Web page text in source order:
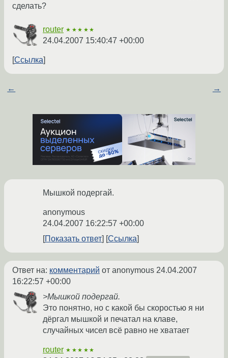
сделать?
router ★★★★★
24.04.2007 15:40:47 +00:00
Ссылка
← →
Мышкой подергай.
anonymous
24.04.2007 16:22:57 +00:00
Показать ответ
Ссылка
Ответ на: комментарий от anonymous 24.04.2007
16:22:57 +00:00
>Мышкой подергай.
Это понятно, но с какой бы скоростью я ни
дёргал мышкой и печатал на клаве,
случайных чисел всё равно не хватает
router ★★★★★